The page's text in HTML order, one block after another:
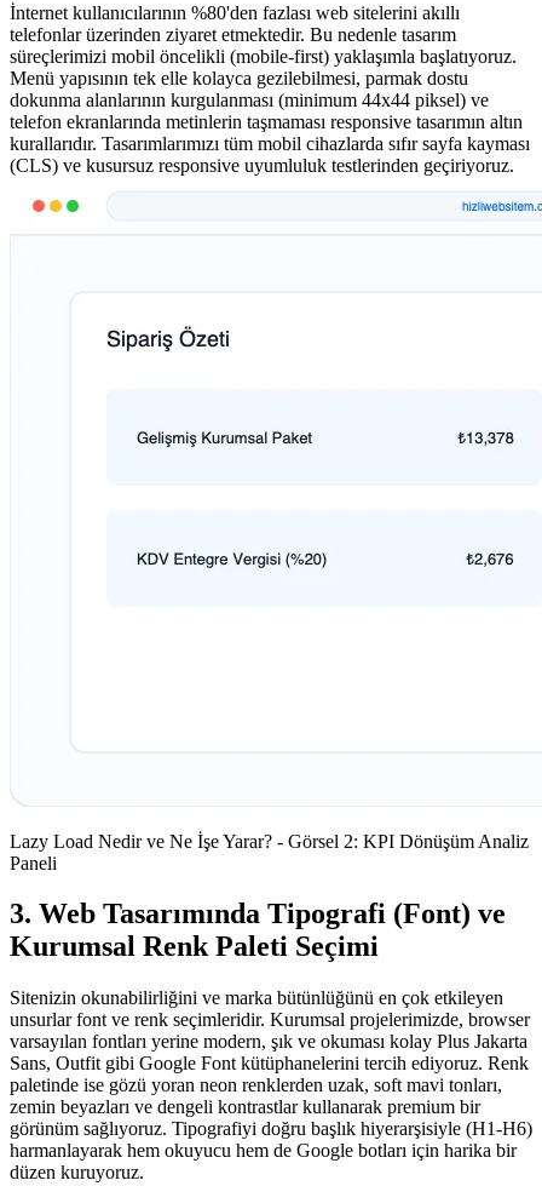
İnternet kullanıcılarının %80'den fazlası web sitelerini akıllı
telefonlar üzerinden ziyaret etmektedir. Bu nedenle tasarım
süreçlerimizi mobil öncelikli (mobile-first) yaklaşımla başlatıyoruz.
Menü yapısının tek elle kolayca gezilebilmesi, parmak dostu
dokunma alanlarının kurgulanması (minimum 44x44 piksel) ve
telefon ekranlarında metinlerin taşmaması responsive tasarımın altın
kurallarıdır. Tasarımlarımızı tüm mobil cihazlarda sıfır sayfa kayması
(CLS) ve kusursuz responsive uyumluluk testlerinden geçiriyoruz.
Lazy Load Nedir ve Ne İşe Yarar? - Görsel 2: KPI Dönüşüm Analiz
Paneli
3. Web Tasarımında Tipografi (Font) ve
Kurumsal Renk Paleti Seçimi
Sitenizin okunabilirliğini ve marka bütünlüğünü en çok etkileyen
unsurlar font ve renk seçimleridir. Kurumsal projelerimizde, browser
varsayılan fontları yerine modern, şık ve okuması kolay Plus Jakarta
Sans, Outfit gibi Google Font kütüphanelerini tercih ediyoruz. Renk
paletinde ise gözü yoran neon renklerden uzak, soft mavi tonları,
zemin beyazları ve dengeli kontrastlar kullanarak premium bir
görünüm sağlıyoruz. Tipografiyi doğru başlık hiyerarşisiyle (H1-H6)
harmanlayarak hem okuyucu hem de Google botları için harika bir
düzen kuruyoruz.